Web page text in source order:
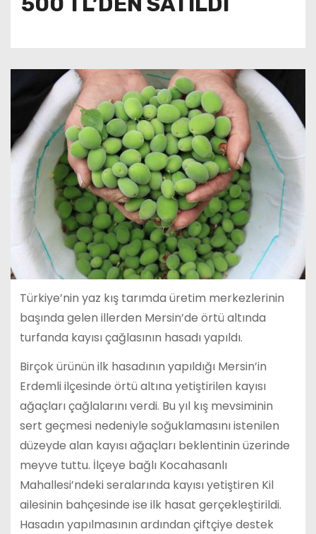
Türkiye’nin yaz kış tarımda üretim merkezlerinin
başında gelen illerden Mersin’de örtü altında
turfanda kayısı çağlasının hasadı yapıldı.
Birçok ürünün ilk hasadının yapıldığı Mersin’in
Erdemli ilçesinde örtü altına yetiştirilen kayısı
ağaçları çağlalarını verdi. Bu yıl kış mevsiminin
sert geçmesi nedeniyle soğuklamasını istenilen
düzeyde alan kayısı ağaçları beklentinin üzerinde
meyve tuttu. İlçeye bağlı Kocahasanlı
Mahallesi’ndeki seralarında kayısı yetiştiren Kil
ailesinin bahçesinde ise ilk hasat gerçekleştirildi.
Hasadın yapılmasının ardından çiftçiye destek